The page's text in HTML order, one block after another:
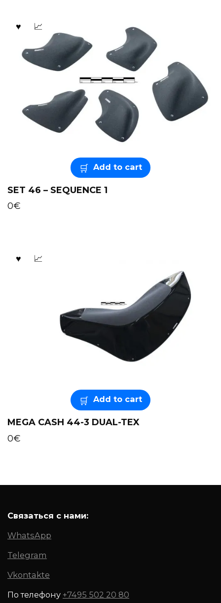
Add to cart
SET 46 – SEQUENCE 1
0€
Add to cart
MEGA CASH 44-3 DUAL-TEX
0€
Связаться с нами:
WhatsApp
Telegram
Vkontakte
По телефону +7495 502 20 80